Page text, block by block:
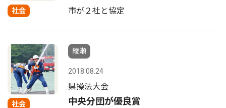
社会 市が２社と協定
社会
綾瀬
2018.08.24
県操法大会
中央分団が優良賞